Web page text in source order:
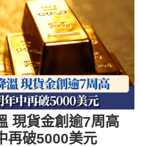
現貨金創逾7周高
再破5000美元